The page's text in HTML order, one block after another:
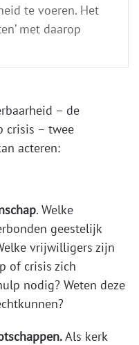
te voeren. Het
met daarop
– de
crisis – twee
acteren:
. Welke
geestelijk
vrijwilligers zijn
of crisis zich
nodig? Weten deze
Als kerk